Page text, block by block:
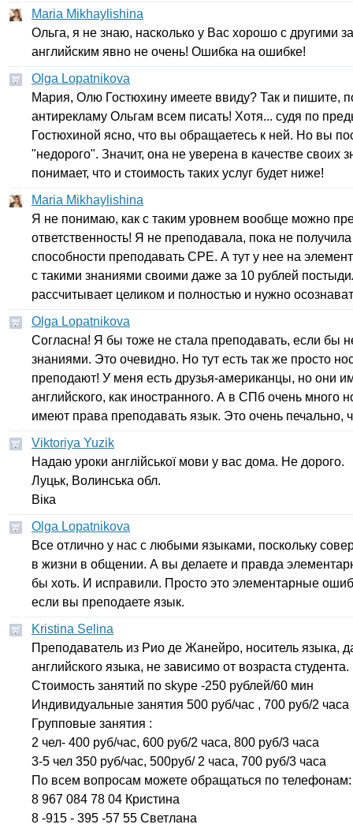
Maria Mikhaylishina
Ольга, я не знаю, насколько у Вас хорошо с другими
английским явно не очень! Ошибка на ошибке!
Olga Lopatnikova
Мария, Олю Гостюхину имеете ввиду? Так и пишите,
антирекламу Ольгам всем писать! Хотя... судя по
Гостюхиной ясно, что вы обращаетесь к ней. Но вы
"недорого". Значит, она не уверена в качестве своих
понимает, что и стоимость таких услуг будет ниже!
Maria Mikhaylishina
Я не понимаю, как с таким уровнем вообще можно
ответственность! Я не преподавала, пока не
способности преподавать CPE. А тут у нее на
с такими знаниями своими даже за 10 рублей
рассчитывает целиком и полностью и нужно
Olga Lopatnikova
Согласна! Я бы тоже не стала преподавать, если бы
знаниями. Это очевидно. Но тут есть так же просто
преподают! У меня есть друзья-американцы, но они
английского, как иностранного. А в СПб очень много
имеют права преподавать язык. Это очень печально,
Viktoriya Yuzik
Надаю уроки англійської мови у вас дома. Не дорого.
Луцьк, Волинська обл.
Віка
Olga Lopatnikova
Все отлично у нас с любыми языками, поскольку
в жизни в общении. А вы делаете и правда
бы хоть. И исправили. Просто это элементарные
если вы преподаете язык.
Kristina Selina
Преподаватель из Рио де Жанейро, носитель языка,
английского языка, не зависимо от возраста студента.
Стоимость занятий по skype -250 рублей/60 мин
Индивидуальные занятия 500 руб/час , 700 руб/2 часа
Групповые занятия :
2 чел- 400 руб/час, 600 руб/2 часа, 800 руб/3 часа
3-5 чел 350 руб/час, 500руб/ 2 часа, 700 руб/3 часа
По всем вопросам можете обращаться по телефонам:
8 967 084 78 04 Кристина
8 -915 - 395 -57 55 Светлана